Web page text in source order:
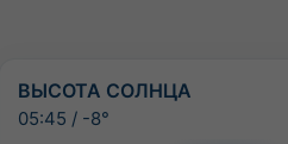
ВЫСОТА СОЛНЦА
05:45 / -8°